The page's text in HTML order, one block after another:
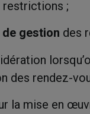
restrictions ;
gestion des
des rendez-
la mise en